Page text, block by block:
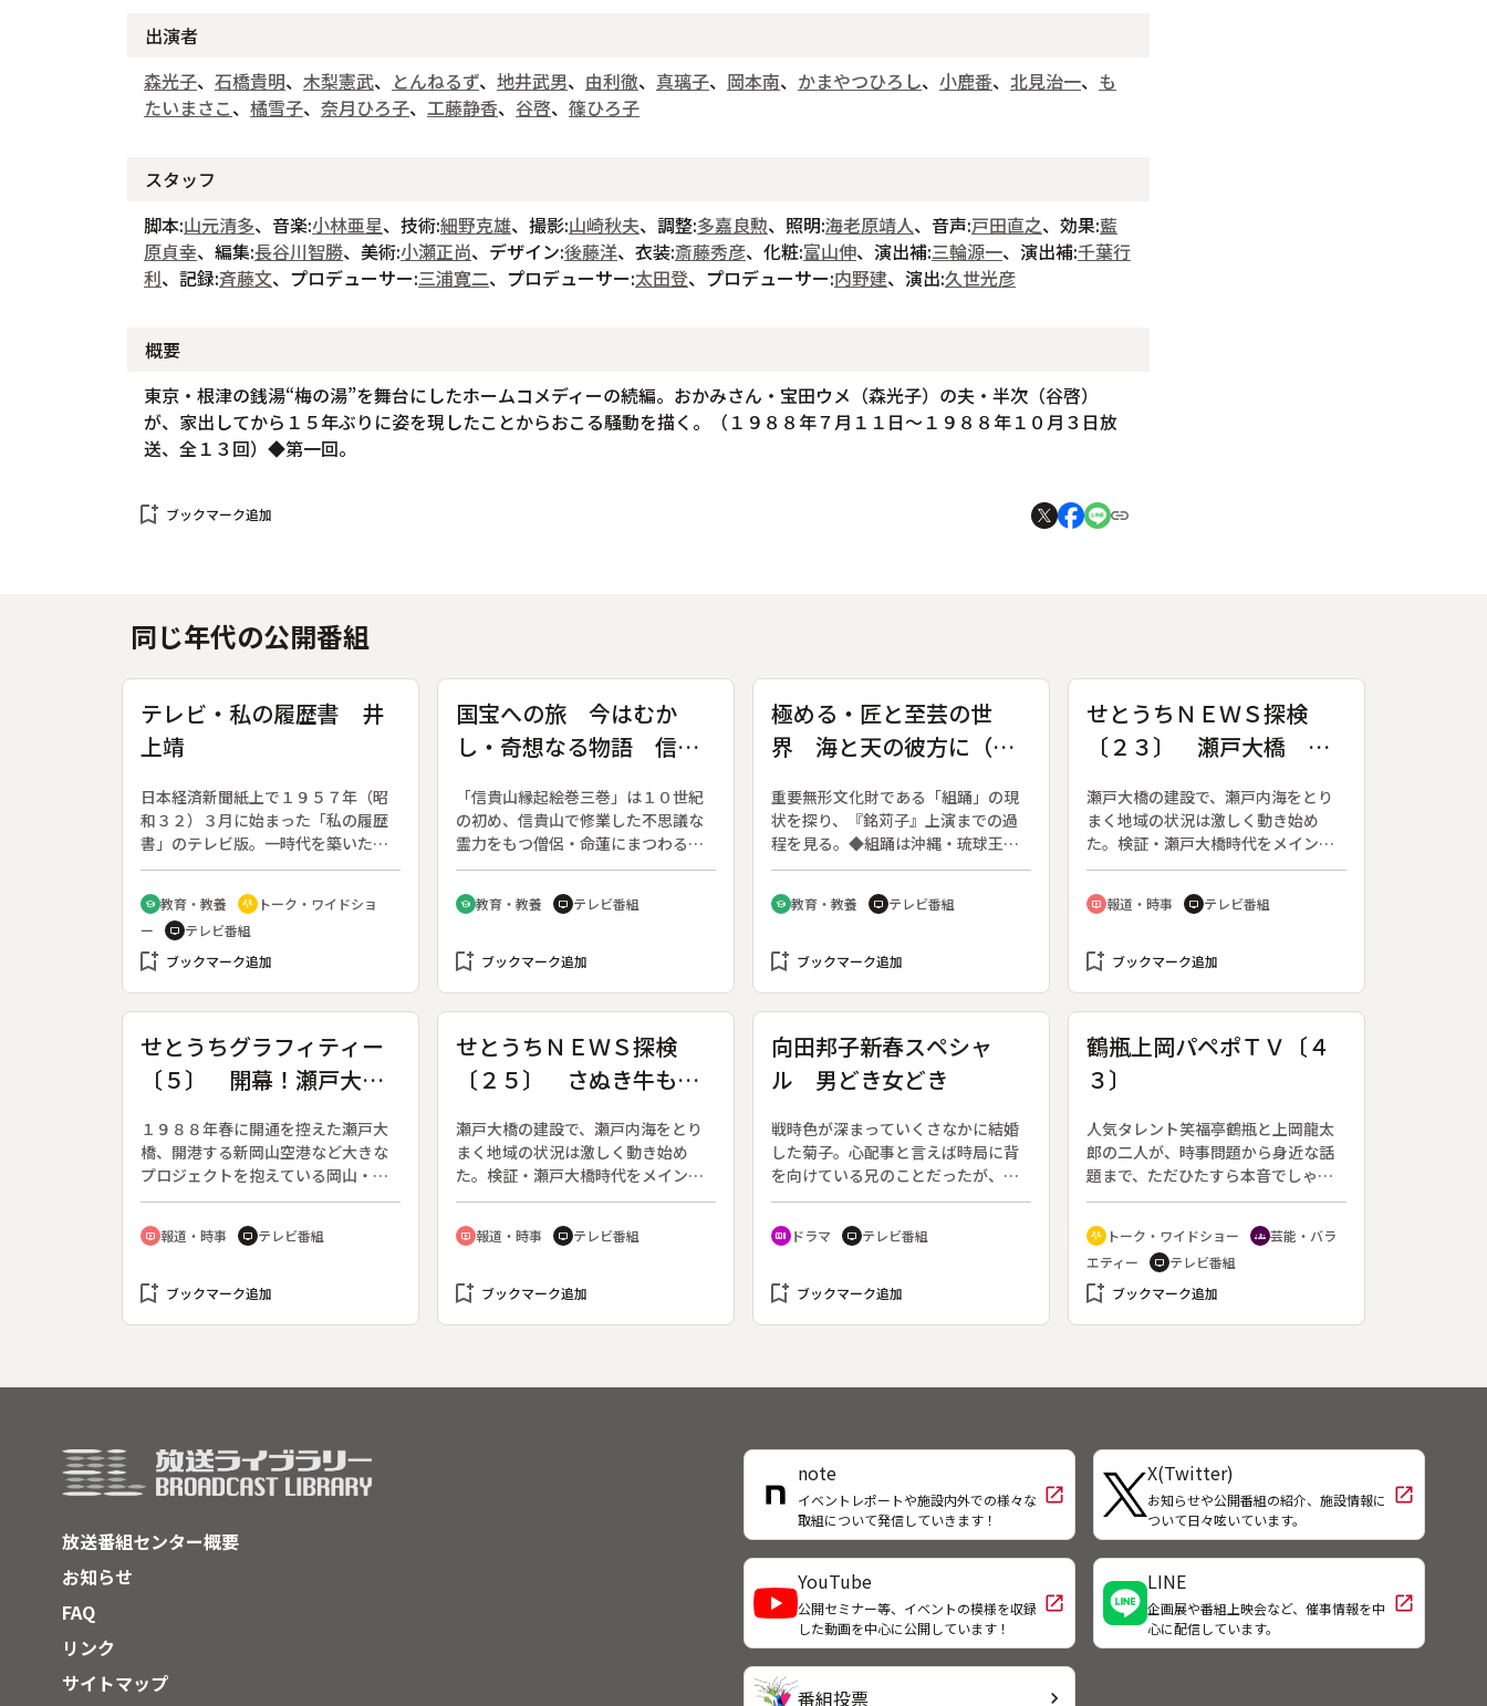
出演者
森光子、 石橋貴明、 木梨憲武、 とんねるず、 地井武男、 由利徹、 真璃子、 岡本南、 かまやつひろし、 小鹿番、 北見治一、 も
たいまさこ、 橘雪子、 奈月ひろ子、 工藤静香、 谷啓、 篠ひろ子
スタッフ
脚本:山元清多、音楽:小林亜星、技術:細野克雄、撮影:山崎秋夫、調整:多嘉良勲、照明:海老原靖人、音声:戸田直之、効果:藍
原貞幸、編集:長谷川智勝、美術:小瀬正尚、デザイン:後藤洋、衣装:斎藤秀彦、化粧:富山伸、演出補:三輪源一、演出補:千葉行
利、記録:斉藤文、プロデューサー:三浦寛二、プロデューサー:太田登、プロデューサー:内野建、演出:久世光彦
概要
東京・根津の銭湯“梅の湯”を舞台にしたホームコメディーの続編。おかみさん・宝田ウメ（森光子）の夫・半次（谷啓）
が、家出してから１５年ぶりに姿を現したことからおこる騒動を描く。（１９８８年７月１１日～１９８８年１０月３日放
送、全１３回）◆第一回。
bookmark_add ブックマーク追加
同じ年代の公開番組
テレビ・私の履歴書 井
上靖
日本経済新聞紙上で１９５７年（昭
和３２）３月に始まった「私の履歴
書」のテレビ版。一時代を築いた人
物が出演、自らについて語る。（１
９８７年４月８日？１９８８年９月
２８日、全７８回。出演者の年齢・
職業は放送当時のもの）◆第７４回
は作家の井上靖さん（８１歳）。
school 教育・教養 adaptive_audio_mic
トーク・ワイドショ
ー
tv テレビ番組
bookmark_add ブックマーク追加
国宝への旅 今はむか
し・奇想なる物語 信貴
「信貴山縁起絵巻三巻」は１０世紀
の初め、信貴山で修業した不思議な
霊力をもつ僧侶・命蓮にまつわる説
話が描かれている。グラフィックデ
ザイナーの田中一光さんはその魅力
を、庶民の願いや素朴な感情が見事
る。◆第一巻は命蓮上人が飛ばした
から一転し、第三巻では命蓮の姉が
信濃の国から弟を訪ねて信貴山にや
ってくるという叙情的な絵巻が展開
する。姉の尼公の旅の情景とともに
庶民の生活が温かい目で描かれてい
る。
school 教育・教養 tv テレビ番組
bookmark_add ブックマーク追加
極める・匠と至芸の世
界 海と天の彼方に（組
員）
重要無形文化財である「組踊」の現
状を探り、『銘苅子』上演までの過
程を見る。◆組踊は沖縄・琉球王朝
に始まる舞踊・音楽・せりふの三要
素からなる古典劇である。台本以外
に資料がないため、保存会の人たち
国立劇場での公演に向けてのけいこ
school 教育・教養 tv テレビ番組
bookmark_add ブックマーク追加
せとうちＮＥＷＳ探検
〔２３〕 瀬戸大橋 離
瀬戸大橋の建設で、瀬戸内海をとり
まく地域の状況は激しく動き始め
た。検証・瀬戸大橋時代をメインテ
ーマに、瀬戸内エリアの観光・経済
などの新しい動きをタイムリーに伝
える。（１９８８年５月７日～１９
戸大橋の開通によって、職を離れた
ondemand_video 報道・時事 tv テレビ番組
bookmark_add ブックマーク追加
せとうちグラフィティー
〔５〕 開幕！瀬戸大橋
１９８８年春に開通を控えた瀬戸大
橋、開港する新岡山空港など大きな
プロジェクトを抱えている岡山・香
川両県の「いま」をカメラの目で追
う。
ondemand_video 報道・時事 tv テレビ番組
bookmark_add ブックマーク追加
せとうちＮＥＷＳ探検
〔２５〕 さぬき牛もの
瀬戸大橋の建設で、瀬戸内海をとり
まく地域の状況は激しく動き始め
た。検証・瀬戸大橋時代をメインテ
ーマに、瀬戸内エリアの観光・経済
などの新しい動きをタイムリーに伝
える。（１９８８年５月７日～１９
ondemand_video 報道・時事 tv テレビ番組
bookmark_add ブックマーク追加
向田邦子新春スペシャ
ル 男どき女どき
戦時色が深まっていくさなかに結婚
した菊子。心配事と言えば時局に背
を向けている兄のことだったが、夫
の様子がどことなくおかしいのにも
気づいて不安に陥る。◆昭和１５
年、父を満州事変で失った大島家は
していた。２５歳にして嫁ぐことに
離れに住むことになった。兄の一郎
ールでクラリネットを吹いており、
母の里子（加藤治子）を嘆かせてい
る。
recent_actors ドラマ tv テレビ番組
bookmark_add ブックマーク追加
鶴瓶上岡パペポＴＶ〔４
３〕
人気タレント笑福亭鶴瓶と上岡龍太
郎の二人が、時事問題から身近な話
題まで、ただひたすら本音でしゃべ
りまくる深夜のトーク番組。（１９
８７年４月１４日～１９９８年３月
３１日放送）◆この回は、鶴瓶が松
鶴に弟子入りした当時の話を中心に
盛り上げていく。
adaptive_audio_mic トーク・ワイドショー groups 芸能・バラ
エティー
tv テレビ番組
bookmark_add ブックマーク追加
放送番組センター概要
お知らせ
FAQ
リンク
サイトマップ
note
イベントレポートや施設内外での様々な
取組について発信していきます！
open_in_new
X(Twitter)
お知らせや公開番組の紹介、施設情報に
ついて日々呟いています。
open_in_new
YouTube
公開セミナー等、イベントの模様を収録
した動画を中心に公開しています！
open_in_new
LINE
企画展や番組上映会など、催事情報を中
心に配信しています。
open_in_new
番組投票 chevron_right